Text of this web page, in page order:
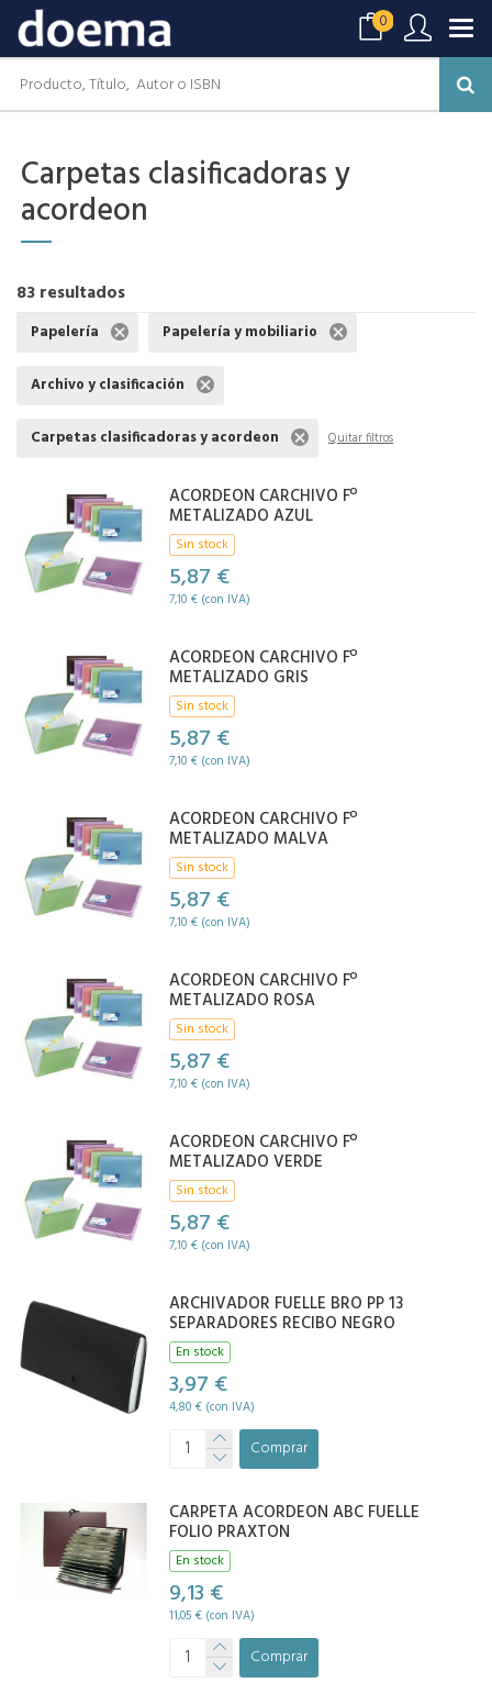
0
Carpetas clasificadoras y
acordeon
83 resultados
Papelería Papelería y mobiliario
Archivo y clasificación
Carpetas clasificadoras y acordeon Quitar filtros
ACORDEON CARCHIVO Fº
METALIZADO AZUL
Sin stock
5,87 €
7,10 € (con IVA)
ACORDEON CARCHIVO Fº
METALIZADO GRIS
Sin stock
5,87 €
7,10 € (con IVA)
ACORDEON CARCHIVO Fº
METALIZADO MALVA
Sin stock
5,87 €
7,10 € (con IVA)
ACORDEON CARCHIVO Fº
METALIZADO ROSA
Sin stock
5,87 €
7,10 € (con IVA)
ACORDEON CARCHIVO Fº
METALIZADO VERDE
Sin stock
5,87 €
7,10 € (con IVA)
ARCHIVADOR FUELLE BRO PP 13
SEPARADORES RECIBO NEGRO
En stock
3,97 €
4,80 € (con IVA)
Comprar
CARPETA ACORDEON ABC FUELLE
FOLIO PRAXTON
En stock
9,13 €
11,05 € (con IVA)
Comprar